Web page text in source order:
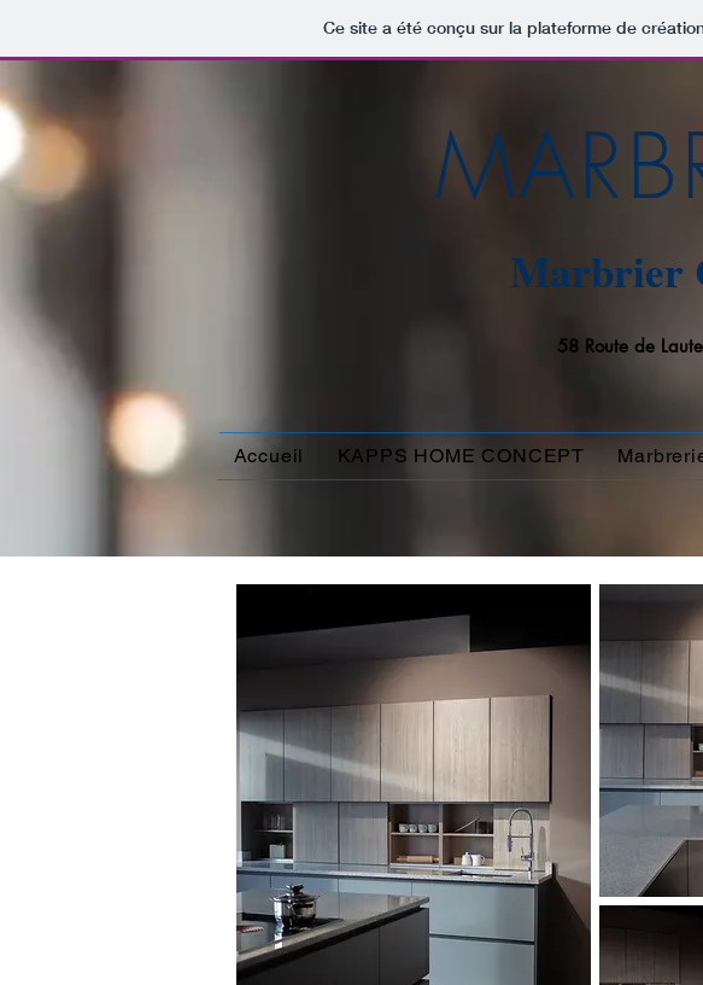
Ce site a été conçu sur la plateforme de
Marbrier
58 Route de
Accueil KAPPS HOME CONCEPT